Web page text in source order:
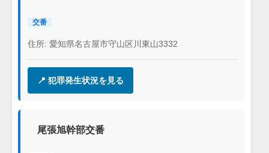
交番
住所: 愛知県名古屋市守山区川東山3332
📍 犯罪発生状況を見る
尾張旭幹部交番